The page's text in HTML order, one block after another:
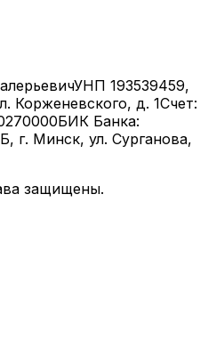
УНП 193539459,
Корженевского, д. 1Счет:
БИК Банка:
г. Минск, ул. Сурганова,
защищены.